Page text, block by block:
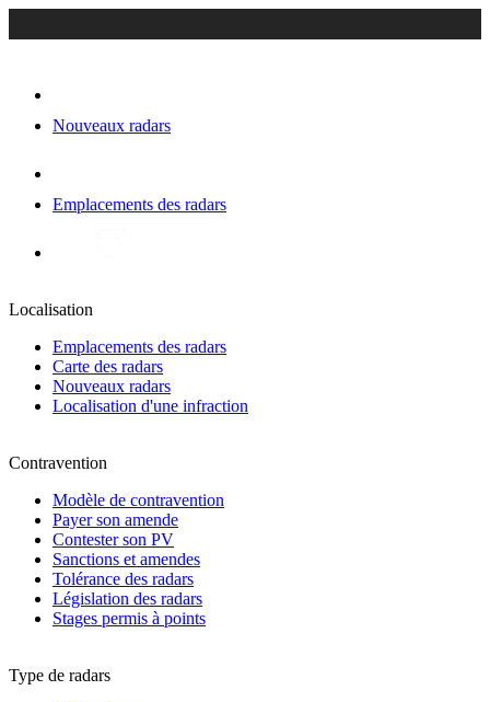
Nouveaux radars
Emplacements des radars
Localisation
Emplacements des radars
Carte des radars
Nouveaux radars
Localisation d'une infraction
Contravention
Modèle de contravention
Payer son amende
Contester son PV
Sanctions et amendes
Tolérance des radars
Législation des radars
Stages permis à points
Type de radars